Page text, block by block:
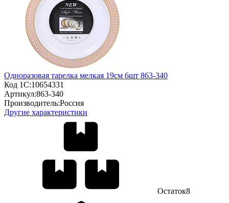
Одноразовая тарелка мелкая 19см 6шт 863-340
Код 1С:10654331
Артикул:863-340
Производитель:Россия
Другие характеристики
Остаток8